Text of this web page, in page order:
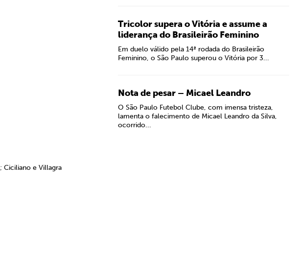
Ciciliano e Villagra
Tricolor supera o Vitória e assume a
liderança do Brasileirão Feminino
Em duelo válido pela 14ª rodada do Brasileirão
Feminino, o São Paulo superou o Vitória por 3...
Nota de pesar – Micael Leandro
O São Paulo Futebol Clube, com imensa tristeza,
lamenta o falecimento de Micael Leandro da Silva,
ocorrido...